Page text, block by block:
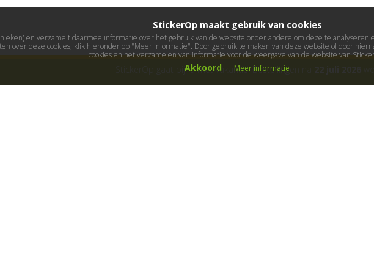
StickerOp gaat bijna met vakantie! Bestellingen na
StickerOp maakt gebruik van cookies
en verzamelt daarmee informatie over het gebruik van de website onder andere om deze te
over deze cookies, klik hieronder op "Meer informatie". Door gebruik te maken van deze website of door
cookies en het verzamelen van informatie voor de weergave van de website van
Akkoord Meer informatie